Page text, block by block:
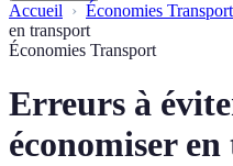
Accueil Économies Transport
en transport
Économies Transport
Erreurs à
économiser